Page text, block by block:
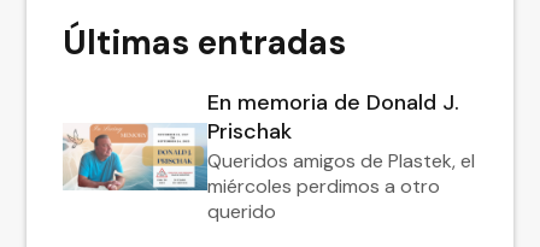
Últimas entradas
En memoria de Donald J.
Prischak
Queridos amigos de Plastek, el
miércoles perdimos a otro
querido